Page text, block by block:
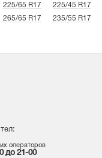
225/65 R17 225/45 R17
265/65 R17 235/55 R17
операторов
до 21-00